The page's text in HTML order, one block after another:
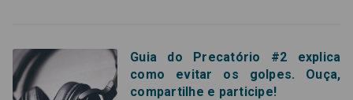
Guia do Precatório #2 explica
como evitar os golpes. Ouça,
compartilhe e participe!